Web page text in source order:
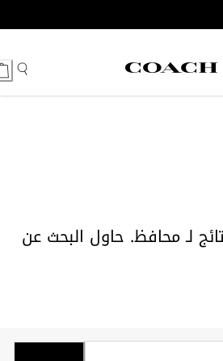
لـ محافظ. حاول البحث عن